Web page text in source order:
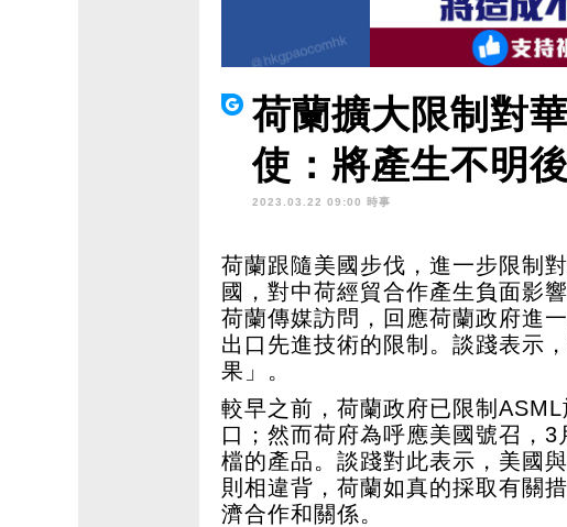
荷蘭擴大限制對
使：將產生不明
2023.03.22 09:00 時事
荷蘭跟隨美國步伐，進一步限制
國，對中荷經貿合作產生負面影
荷蘭傳媒訪問，回應荷蘭政府進
出口先進技術的限制。談踐表示
果」。
較早之前，荷蘭政府已限制
口；然而荷府為呼應美國號召，
檔的產品。談踐對此表示，美國
則相違背，荷蘭如真的採取有關
濟合作和關係。